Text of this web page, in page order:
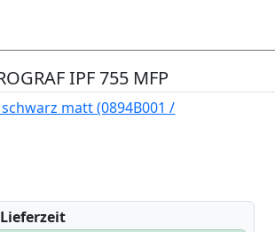
IPF 755 MFP
matt (0894B001 /